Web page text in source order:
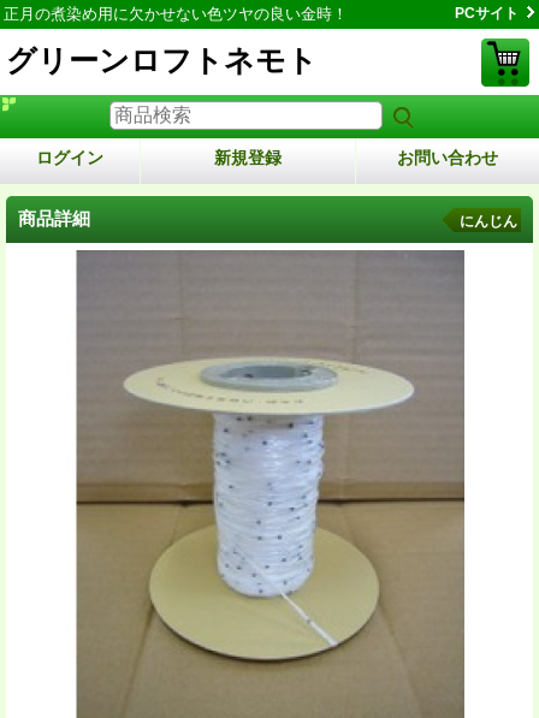
正月の煮染め用に欠かせない色ツヤの良い金時！ PCサイト
グリーンロフトネモト
ログイン 新規登録 お問い合わせ
商品詳細 にんじん